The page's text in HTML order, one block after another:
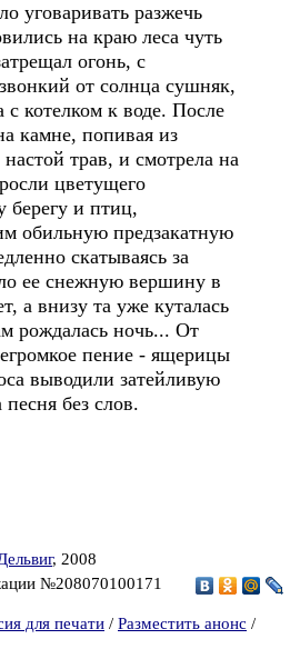
уговаривать разжечь
на краю леса чуть
огонь, с
от солнца сушняк,
с котелком к воде. После
камне, попивая из
трав, и смотрела на
цветущего
берегу и птиц,
обильную предзакатную
скатываясь за
ее снежную вершину в
а внизу та уже куталась
рождалась ночь... От
пение - ящерицы
выводили затейливую
без слов.
, 2008
№208070100171
для печати / Разместить анонс /